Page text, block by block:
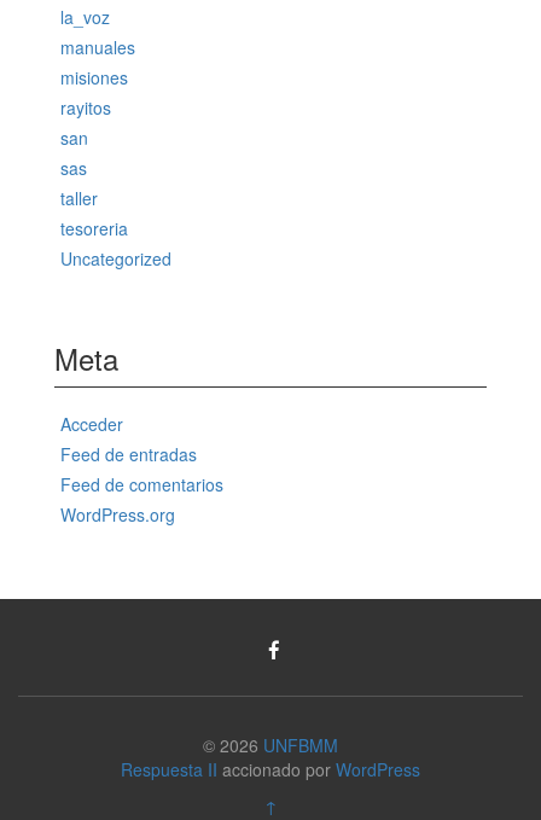
la_voz
manuales
misiones
rayitos
san
sas
taller
tesoreria
Uncategorized
Meta
Acceder
Feed de entradas
Feed de comentarios
WordPress.org
© 2026 UNFBMM
Respuesta II accionado por WordPress
↑